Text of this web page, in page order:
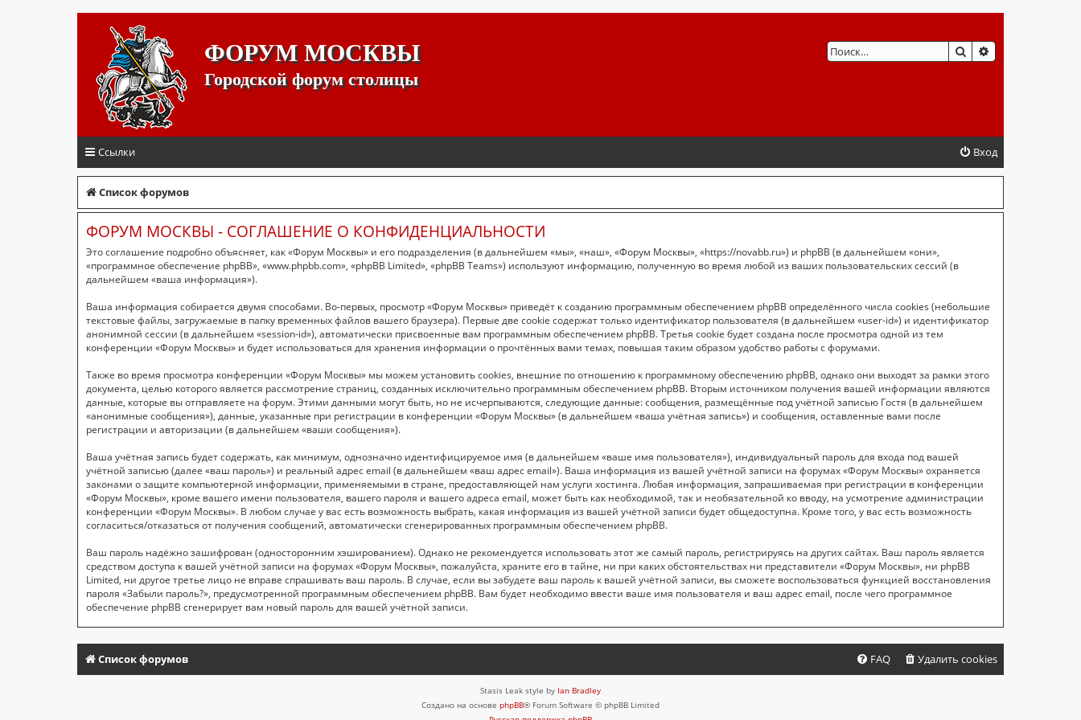
ФОРУМ МОСКВЫ
Городской форум столицы
ПОИСК
Ссылки Вход
Список форумов
ФОРУМ МОСКВЫ - СОГЛАШЕНИЕ О КОНФИДЕНЦИАЛЬНОСТИ
Это соглашение подробно объясняет, как «Форум Москвы» и его подразделения (в дальнейшем «мы», «наш», «Форум Москвы», «https://novabb.ru») и phpBB (в дальнейшем «они»,
«программное обеспечение phpBB», «www.phpbb.com», «phpBB Limited», «phpBB Teams») используют информацию, полученную во время любой из ваших пользовательских сессий (в
дальнейшем «ваша информация»).
Ваша информация собирается двумя способами. Во-первых, просмотр «Форум Москвы» приведёт к созданию программным обеспечением phpBB определённого числа cookies (небольшие
текстовые файлы, загружаемые в папку временных файлов вашего браузера). Первые две cookie содержат только идентификатор пользователя (в дальнейшем «user-id») и идентификатор
анонимной сессии (в дальнейшем «session-id»), автоматически присвоенные вам программным обеспечением phpBB. Третья cookie будет создана после просмотра одной из тем
конференции «Форум Москвы» и будет использоваться для хранения информации о прочтённых вами темах, повышая таким образом удобство работы с форумами.
Также во время просмотра конференции «Форум Москвы» мы можем установить cookies, внешние по отношению к программному обеспечению phpBB, однако они выходят за рамки этого
документа, целью которого является рассмотрение страниц, созданных исключительно программным обеспечением phpBB. Вторым источником получения вашей информации являются
данные, которые вы отправляете на форум. Этими данными могут быть, но не исчерпываются, следующие данные: сообщения, размещённые под учётной записью Гостя (в дальнейшем
«анонимные сообщения»), данные, указанные при регистрации в конференции «Форум Москвы» (в дальнейшем «ваша учётная запись») и сообщения, оставленные вами после
регистрации и авторизации (в дальнейшем «ваши сообщения»).
Ваша учётная запись будет содержать, как минимум, однозначно идентифицируемое имя (в дальнейшем «ваше имя пользователя»), индивидуальный пароль для входа под вашей
учётной записью (далее «ваш пароль») и реальный адрес email (в дальнейшем «ваш адрес email»). Ваша информация из вашей учётной записи на форумах «Форум Москвы» охраняется
законами о защите компьютерной информации, применяемыми в стране, предоставляющей нам услуги хостинга. Любая информация, запрашиваемая при регистрации в конференции
«Форум Москвы», кроме вашего имени пользователя, вашего пароля и вашего адреса email, может быть как необходимой, так и необязательной ко вводу, на усмотрение администрации
конференции «Форум Москвы». В любом случае у вас есть возможность выбрать, какая информация из вашей учётной записи будет общедоступна. Кроме того, у вас есть возможность
согласиться/отказаться от получения сообщений, автоматически сгенерированных программным обеспечением phpBB.
Ваш пароль надёжно зашифрован (односторонним хэшированием). Однако не рекомендуется использовать этот же самый пароль, регистрируясь на других сайтах. Ваш пароль является
средством доступа к вашей учётной записи на форумах «Форум Москвы», пожалуйста, храните его в тайне, ни при каких обстоятельствах ни представители «Форум Москвы», ни phpBB
Limited, ни другое третье лицо не вправе спрашивать ваш пароль. В случае, если вы забудете ваш пароль к вашей учётной записи, вы сможете воспользоваться функцией восстановления
пароля «Забыли пароль?», предусмотренной программным обеспечением phpBB. Вам будет необходимо ввести ваше имя пользователя и ваш адрес email, после чего программное
обеспечение phpBB сгенерирует вам новый пароль для вашей учётной записи.
Список форумов Удалить cookies
FAQ
Stasis Leak style by Ian Bradley
Создано на основе phpBB® Forum Software © phpBB Limited